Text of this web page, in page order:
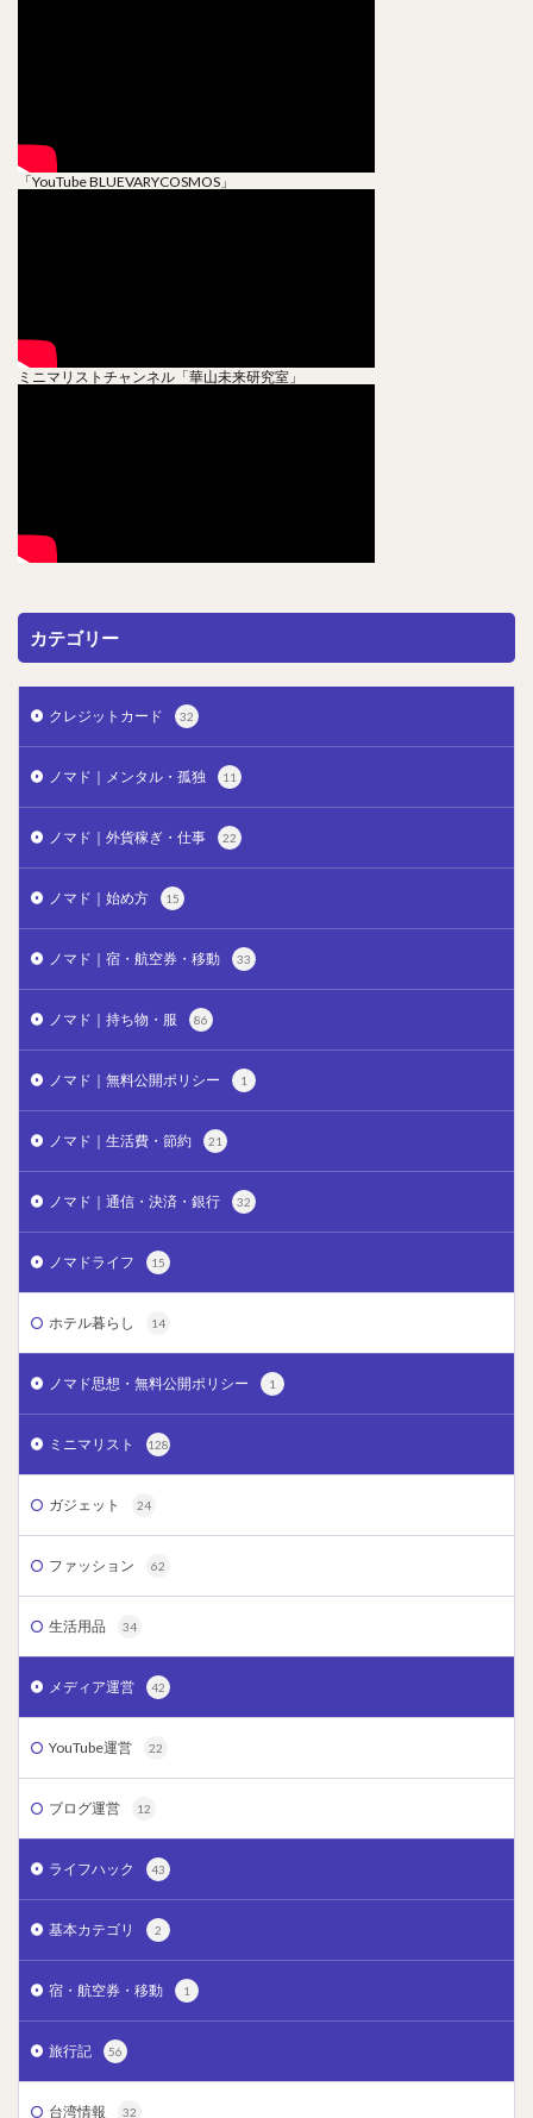
「YouTube BLUEVARYCOSMOS」
ミニマリストチャンネル「華山未来研究室」
カテゴリー
クレジットカード 32
ノマド｜メンタル・孤独 11
ノマド｜外貨稼ぎ・仕事 22
ノマド｜始め方 15
ノマド｜宿・航空券・移動 33
ノマド｜持ち物・服 86
ノマド｜無料公開ポリシー 1
ノマド｜生活費・節約 21
ノマド｜通信・決済・銀行 32
ノマドライフ 15
ホテル暮らし 14
ノマド思想・無料公開ポリシー 1
ミニマリスト 128
ガジェット 24
ファッション 62
生活用品 34
メディア運営 42
YouTube運営 22
ブログ運営 12
ライフハック 43
基本カテゴリ 2
宿・航空券・移動 1
旅行記 56
台湾情報 32